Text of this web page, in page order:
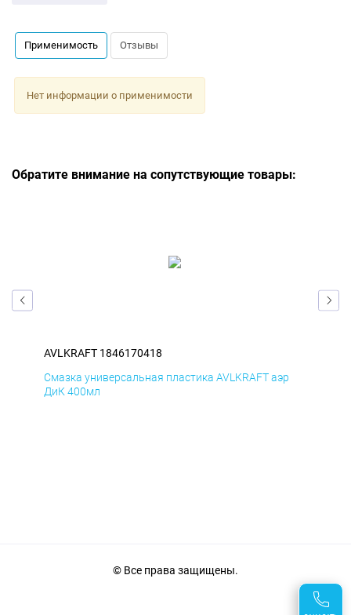
Применимость Отзывы
Нет информации о применимости
Обратите внимание на сопутствующие товары:
AVLKRAFT 1846170418
Смазка универсальная пластика AVLKRAFT аэр
ДиК 400мл
© Все права защищены.